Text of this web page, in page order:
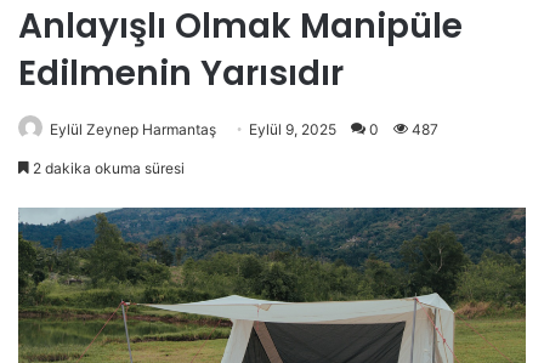
Anlayışlı Olmak Manipüle
Edilmenin Yarısıdır
Eylül Zeynep Harmantaş Eylül 9, 2025 0 487
2 dakika okuma süresi